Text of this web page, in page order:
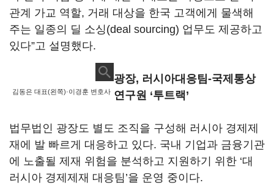
관계 가교 역할, 거래 대상을 한국 고객에게 물색해
주는 일종의 딜 소싱(deal sourcing) 업무도 제공하고
있다”고 설명했다.
김동은 대표(왼쪽)·이경훈 변호사
광장, 러시아대응팀-국제통상
연구원 ‘투트랙’
법무법인 광장도 별도 조직을 구성해 러시아 경제제
재에 발 빠르게 대응하고 있다. 국내 기업과 금융기관
에 노출될 제재 위험을 분석하고 지원하기 위한 ‘대
러시아 경제제재 대응팀’을 운영 중이다.